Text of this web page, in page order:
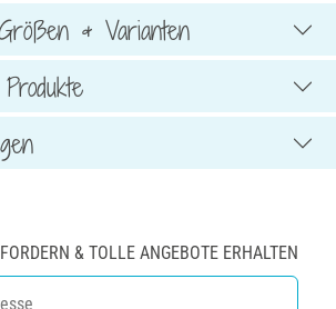
& Varianten
& TOLLE ANGEBOTE ERHALTEN